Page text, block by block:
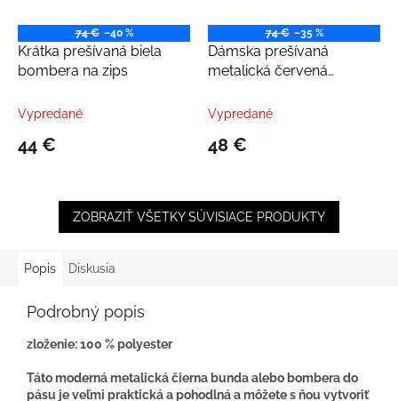
74 € –40 %
Krátka prešívaná biela
bombera na zips
Vypredané
44 €
74 € –35 %
Dámska prešívaná
metalická červená
Vypredané
48 €
ZOBRAZIŤ VŠETKY SÚVISIACE PRODUKTY
Popis Diskusia
Podrobný popis
zloženie: 100 % polyester
Táto moderná metalická čierna bunda alebo bombera do
pásu je veľmi praktická a pohodlná a môžete s ňou vytvoriť